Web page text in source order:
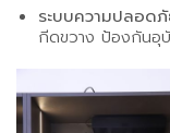
ระบบความปลอด
กีดขวาง ป้องกันอุบั